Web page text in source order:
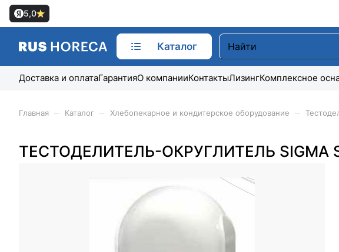
5,0
Каталог
Доставка и оплатаГарантияО компанииКонтактыЛизингКомплексное
Главная Каталог Хлебопекарное и кондитерское оборудование
ТЕСТОДЕЛИТЕЛЬ-ОКРУГЛИТЕЛЬ SIGMA